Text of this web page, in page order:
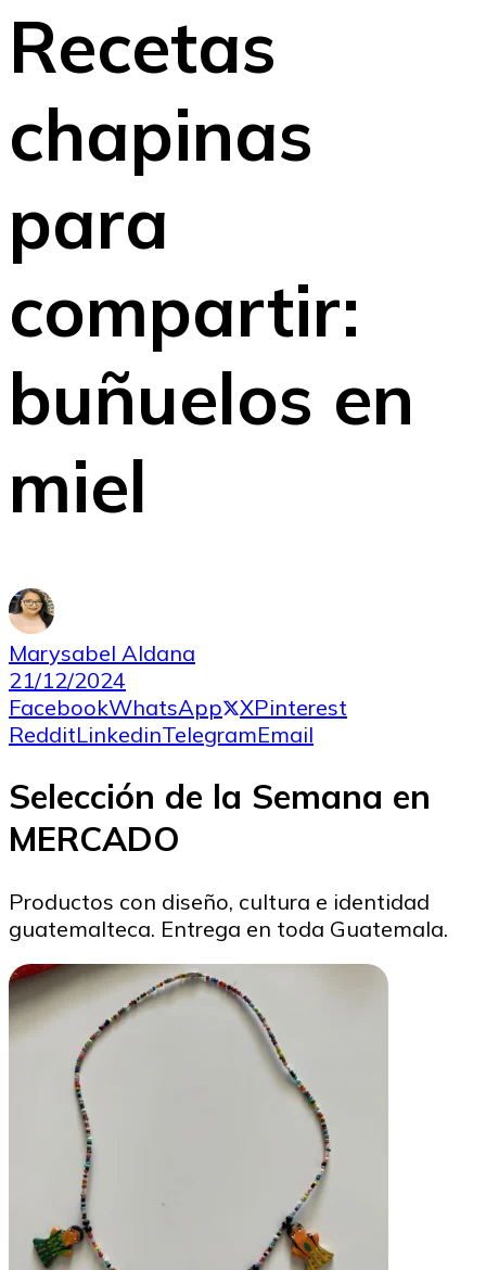
Recetas
chapinas
para
compartir:
buñuelos en
miel
Marysabel Aldana
21/12/2024
FacebookWhatsApp XPinterest
RedditLinkedinTelegramEmail
Selección de la Semana en
MERCADO
Productos con diseño, cultura e identidad
guatemalteca. Entrega en toda Guatemala.